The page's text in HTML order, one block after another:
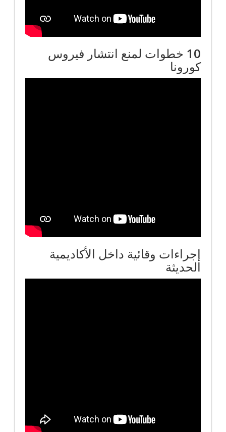
10 خطوات لمنع انتشار فيروس
كورونا
إجراءات وقائية داخل الأكاديمية
الحديثة